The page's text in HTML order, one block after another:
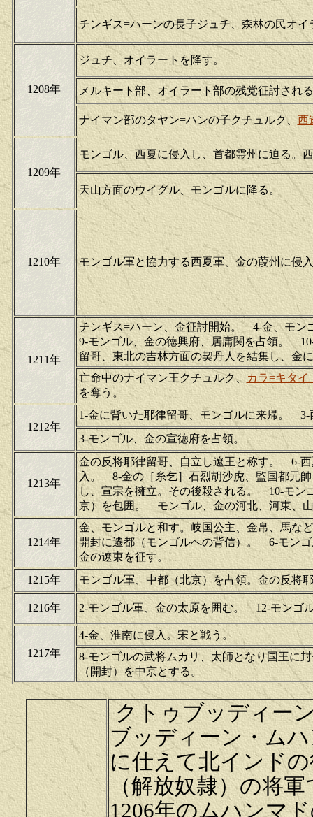
チンギス=ハーンの長子ジュチ、森林の民オイ
1208年
ジュチ、オイラートを降す。
メルキート部、オイラート部の残党征討され
ナイマン部のタヤン=ハンの子クチュルク、 西
1209年
モンゴル、西夏に侵入し、首都霊州に迫る。
天山方面のウイグル、モンゴルに降る。
1210年 モンゴル軍と協力する西夏軍、金の葭州に侵
1211年
チンギス=ハーン、金征討開始。 4-金、モ
9-モンゴル、金の徳興府、居庸関を占領。
留哥、東北の吉林方面の契丹人を結集し、金
亡命中のナイマン王クチュルク、 カラ=キタイ
を奪う。
1212年
1-金に背いた耶律留哥、モンゴルに来帰。 3-
3-モンゴル、金の宣徳府を占領。
1213年
金の反将耶律留哥、自立し遼王と称す。 6-
入。 8-金の［糸乞］石烈胡沙虎、監国都元
し、宣宗を擁立。その後殺される。 10-モン
京）を包囲。 モンゴル、金の河北、河東、
1214年
金、モンゴルと和す。岐国公主、金帛、馬な
開封に遷都（モンゴルへの背信）。 6-モン
金の遼東を征す。
1215年
モンゴル軍、中都（北京）を占領。金の反将
1216年 2-モンゴル軍、金の太原を囲む。 12-モンゴ
1217年
4-金、淮南に侵入。宋と戦う。
8-モンゴルの武将ムカリ、太師となり国王に
（開封）を中京とする。
クトゥブッディー
ブッディーン・ム
に仕えて北インド
（解放奴隷）の将
1206年のムハンマ